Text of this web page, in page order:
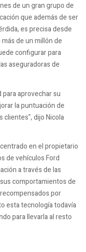
de un gran grupo de
que además de ser
es precisa desde
de un millón de
configurar para
aseguradoras de
aprovechar su
la puntuación de
clientes", dijo Nicola
en el propietario
de vehículos Ford
a través de las
comportamientos de
​​por
esta tecnología todavía
para llevarla al resto